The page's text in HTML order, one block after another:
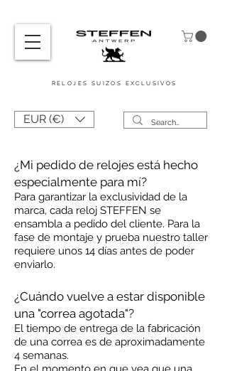
RELOJES SUIZOS EXCLUSIVOS
EUR (€)
¿Mi pedido de relojes está hecho
especialmente para mí?
Para garantizar la exclusividad de la
marca, cada reloj STEFFEN se
ensambla a pedido del cliente. Para la
fase de montaje y prueba nuestro taller
requiere unos 14 días antes de poder
enviarlo.
¿Cuándo vuelve a estar disponible
una "correa agotada"?
El tiempo de entrega de la fabricación
de una correa es de aproximadamente
4 semanas.